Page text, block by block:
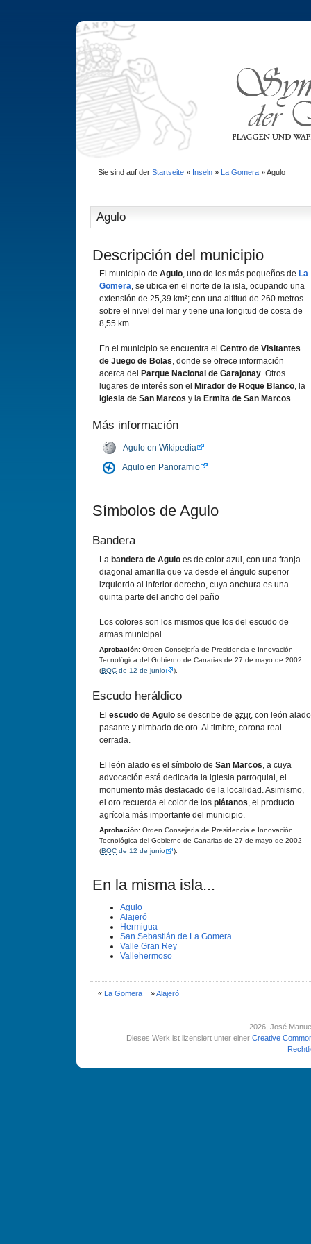
Sie sind auf der Startseite» Inseln» La Gomera»Agulo
Agulo
Descripción del municipio
El municipio de Agulo, uno de los más pequeños de La
Gomera, se ubica en el norte de la isla, ocupando una
extensión de 25,39 km²; con una altitud de 260 metros
sobre el nivel del mar y tiene una longitud de costa de
8,55 km.
En el municipio se encuentra el Centro de Visitantes
de Juego de Bolas, donde se ofrece información
acerca del
Parque Nacional de Garajonay. Otros
lugares de interés son el
Mirador de Roque Blanco, la
Iglesia de San Marcos y la Ermita de San Marcos.
Más información
Agulo en Wikipedia
Agulo en Panoramio
Símbolos de Agulo
Bandera
La bandera de Agulo es de color azul, con una franja
diagonal amarilla que va desde el ángulo superior
izquierdo al inferior derecho, cuya anchura es una
quinta parte del ancho del paño
Los colores son los mismos que los del escudo de
armas municipal.
Aprobación: Orden Consejería de Presidencia e Innovación
Tecnológica del Gobierno de Canarias de 27 de mayo de 2002
(BOC de 12 de junio ).
Escudo heráldico
El escudo de Agulo se describe de azur, con león alado
pasante y nimbado de oro. Al timbre, corona real
cerrada.
El león alado es el símbolo de San Marcos, a cuya
advocación está dedicada la iglesia parroquial, el
monumento más destacado de la localidad. Asimismo,
el oro recuerda el color de los plátanos, el producto
agrícola más importante del municipio.
Aprobación: Orden Consejería de Presidencia e Innovación
Tecnológica del Gobierno de Canarias de 27 de mayo de 2002
(BOC de 12 de junio ).
En la misma isla...
Agulo
Alajeró
Hermigua
San Sebastián de La Gomera
Valle Gran Rey
Vallehermoso
« La Gomera»Alajeró
2026 , José
Dieses Werk ist lizensiert unter einer Creative